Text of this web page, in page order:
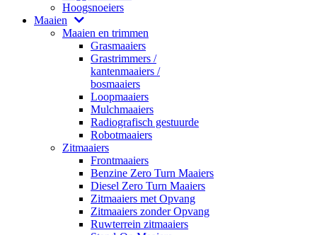
Hoogsnoeiers
Maaien
Maaien en trimmen
Grasmaaiers
Grastrimmers /
kantenmaaiers /
bosmaaiers
Loopmaaiers
Mulchmaaiers
Radiografisch gestuurde
Robotmaaiers
Zitmaaiers
Frontmaaiers
Benzine Zero Turn Maaiers
Diesel Zero Turn Maaiers
Zitmaaiers met Opvang
Zitmaaiers zonder Opvang
Ruwterrein zitmaaiers